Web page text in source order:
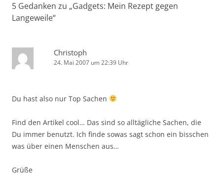
5 Gedanken zu „Gadgets: Mein Rezept gegen
Langeweile“
Christoph
24. Mai 2007 um 22:39 Uhr
Du hast also nur Top Sachen
Find den Artikel cool… Das sind so alltägliche Sachen, die
Du immer benutzt. Ich finde sowas sagt schon ein bisschen
was über einen Menschen aus…
Grüße